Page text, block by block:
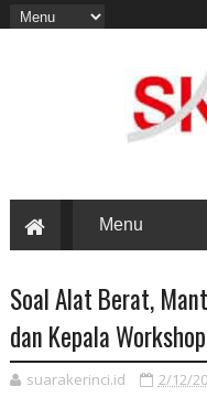
Soal Alat Berat,
dan Kepala
suarakerinci.id 2/12/